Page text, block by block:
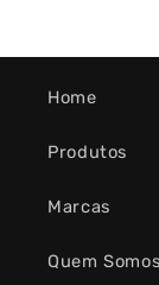
Home
Produtos
Marcas
Quem Somos